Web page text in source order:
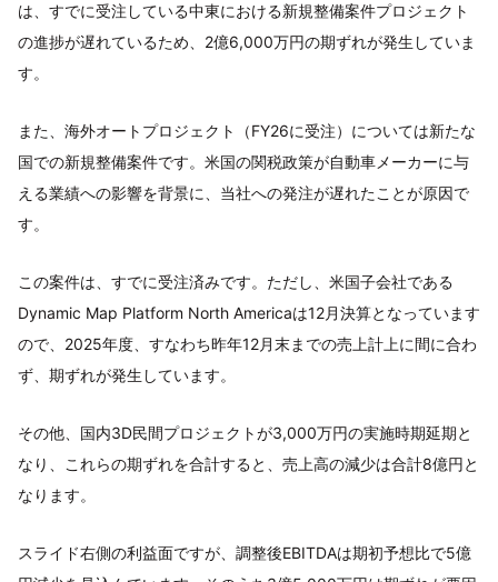
は、すでに受注している中東における新規整備案件プロジェクト
の進捗が遅れているため、2億6,000万円の期ずれが発生していま
す。
また、海外オートプロジェクト（FY26に受注）については新たな
国での新規整備案件です。米国の関税政策が自動車メーカーに与
える業績への影響を背景に、当社への発注が遅れたことが原因で
す。
この案件は、すでに受注済みです。ただし、米国子会社である
Dynamic Map Platform North Americaは12月決算となっています
ので、2025年度、すなわち昨年12月末までの売上計上に間に合わ
ず、期ずれが発生しています。
その他、国内3D民間プロジェクトが3,000万円の実施時期延期と
なり、これらの期ずれを合計すると、売上高の減少は合計8億円と
なります。
スライド右側の利益面ですが、調整後EBITDAは期初予想比で5億